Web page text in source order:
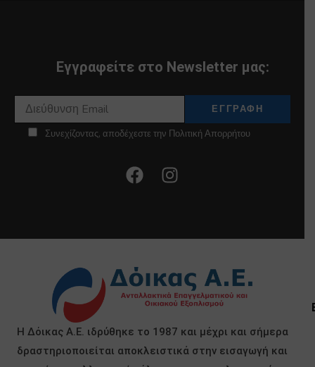
Εγγραφείτε στο Newsletter μας:
Συνεχίζοντας, αποδέχεστε την Πολιτική Απορρήτου
Η Δόικας Α.Ε. ιδρύθηκε το 1987 και μέχρι και σήμερα
δραστηριοποιείται αποκλειστικά στην εισαγωγή και